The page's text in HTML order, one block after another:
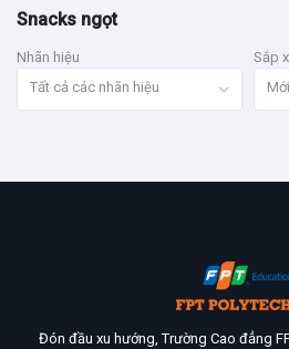
Snacks ngọt
Nhãn hiệu
Tất cả các nhãn hiệu
Sắp
Đón đầu xu hướng, Trường Cao đẳng